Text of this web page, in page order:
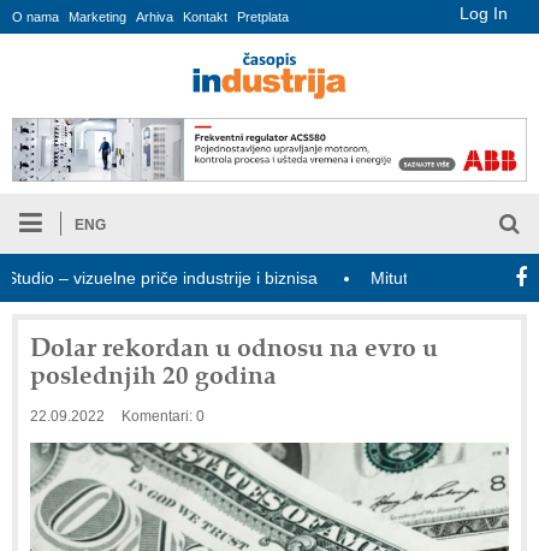
Log In
O nama Marketing Arhiva Kontakt Pretplata
ENG
– vizuelne priče industrije i biznisa Mitutoyo Crysta-Apex V
Dolar rekordan u odnosu na evro u
poslednjih 20 godina
22.09.2022 Komentari: 0